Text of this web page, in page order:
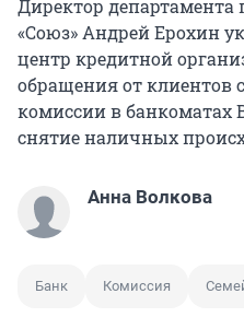
Директор департамента
«Союз» Андрей Ерохин
центр кредитной
обращения от клиентов
комиссии в банкоматах
снятие наличных
Анна Волкова
Банк Комиссия